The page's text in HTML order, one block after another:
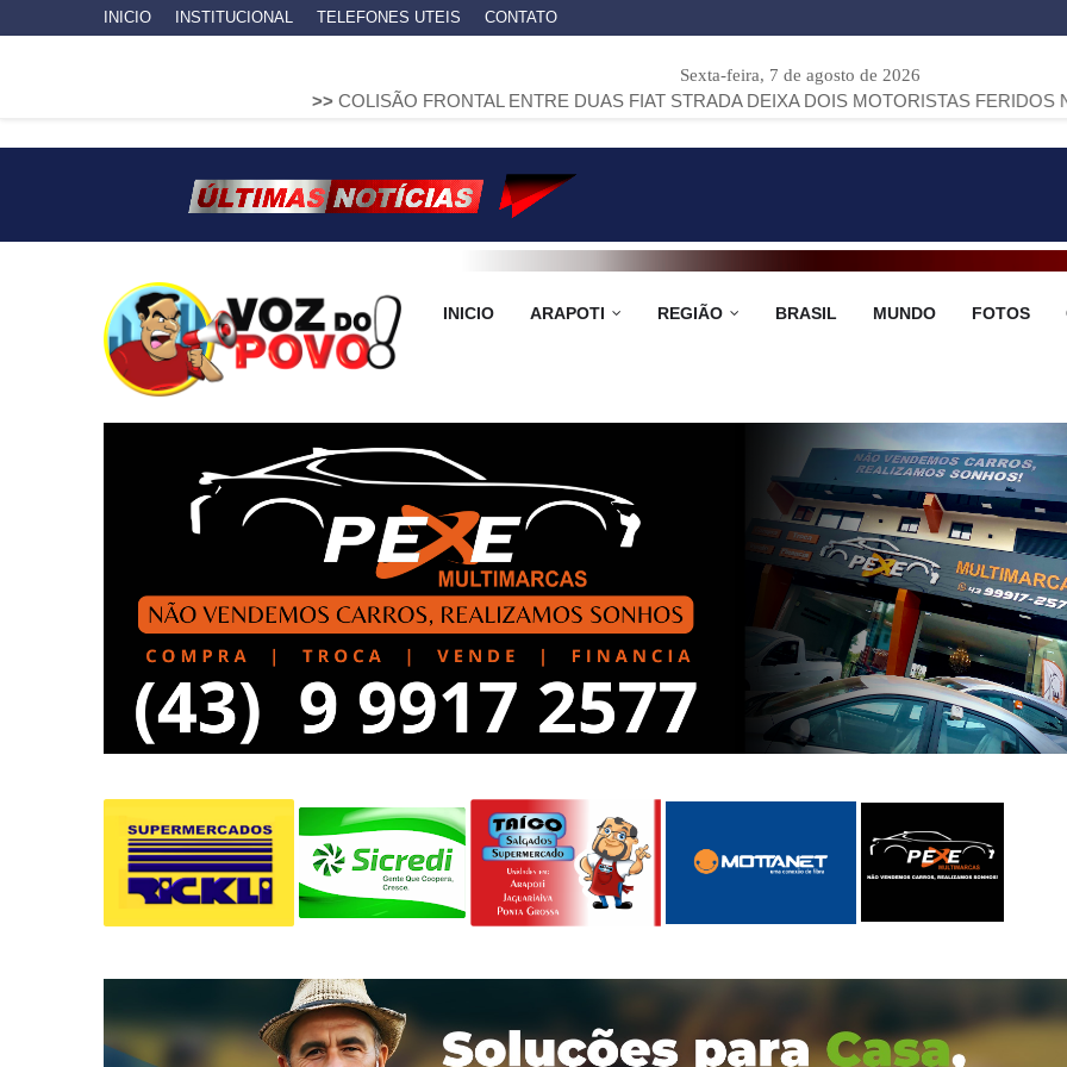
INICIO INSTITUCIONAL TELEFONES UTEIS CONTATO
Sexta-feira, 7 de agosto de 2026
COLISÃO FRONTAL ENTRE DUAS FIAT STRADA DEIXA DOIS MOTORISTAS FERIDOS NA PR-151,
INICIO ARAPOTI REGIÃO BRASIL MUNDO FOTOS